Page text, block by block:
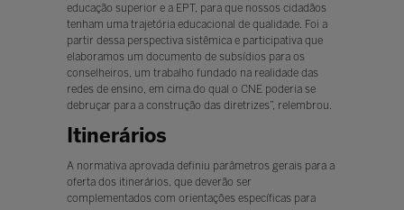
educação superior e a EPT, para que nossos cidadãos
tenham uma trajetória educacional de qualidade. Foi a
partir dessa perspectiva sistêmica e participativa que
elaboramos um documento de subsídios para os
conselheiros, um trabalho fundado na realidade das
redes de ensino, em cima do qual o CNE poderia se
debruçar para a construção das diretrizes”, relembrou.
Itinerários
A normativa aprovada definiu parâmetros gerais para a
oferta dos itinerários, que deverão ser
complementados com orientações específicas para